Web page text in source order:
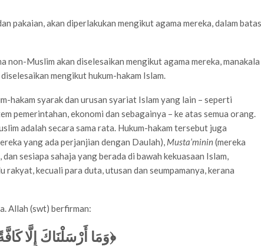
pakaian, akan diperlakukan mengikut agama mereka, dalam batas
non-Muslim akan diselesaikan mengikut agama mereka, manakala
mengikut hukum-hakam Islam.
hakam syarak dan urusan syariat Islam yang lain – seperti
pemerintahan, ekonomi dan sebagainya – ke atas semua orang.
adalah secara sama rata. Hukum-hakam tersebut juga
yang ada perjanjian dengan Daulah), Musta’minin(mereka
sesiapa sahaja yang berada di bawah kekuasaan Islam,
rakyat, kecuali para duta, utusan dan seumpamanya, kerana
Allah (swt) berfirman:
﴿وَمَا أَرْسَلْنَاكَ إِلَّا